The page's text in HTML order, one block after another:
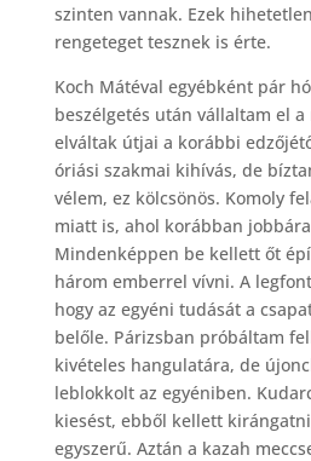
szinten vannak. Ezek
rengeteget tesznek is érte.
Koch Mátéval egyébként pár
beszélgetés után vállaltam el
elváltak útjai a korábbi
óriási szakmai kihívás, de
vélem, ez kölcsönös. Komoly
miatt is, ahol korábban
Mindenképpen be kellett őt
három emberrel vívni. A
hogy az egyéni tudását a
belőle. Párizsban próbáltam
kivételes hangulatára, de
leblokkolt az egyéniben.
kiesést, ebből kellett
egyszerű. Aztán a kazah